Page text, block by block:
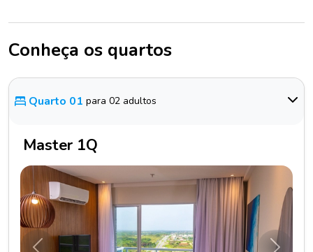
Conheça os quartos
Quarto 01 para 02 adultos
Master 1Q